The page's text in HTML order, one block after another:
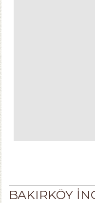
BAKIRKÖY